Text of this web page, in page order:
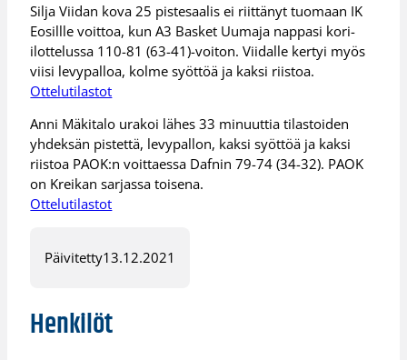
Silja Viidan kova 25 pistesaalis ei riittänyt tuomaan IK
Eosillle voittoa, kun A3 Basket Uumaja nappasi kori-
ilottelussa 110-81 (63-41)-voiton. Viidalle kertyi myös
viisi levypalloa, kolme syöttöä ja kaksi riistoa.
Ottelutilastot
Anni Mäkitalo urakoi lähes 33 minuuttia tilastoiden
yhdeksän pistettä, levypallon, kaksi syöttöä ja kaksi
riistoa PAOK:n voittaessa Dafnin 79-74 (34-32). PAOK
on Kreikan sarjassa toisena.
Ottelutilastot
Päivitetty13.12.2021
Henkilöt